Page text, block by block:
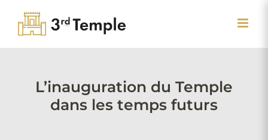
contenu
L’inauguration du Temple
dans les temps futurs